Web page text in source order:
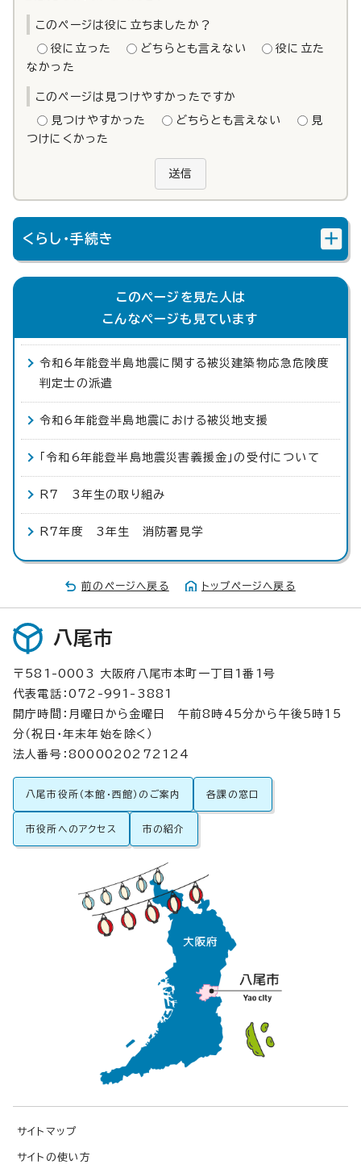
このページは役に立ちましたか？
役に立った どちらとも言えない
役に立た
なかった
このページは見つけやすかったですか
見つけやすかった どちらとも言えない
見
つけにくかった
送信
くらし・手続き
このページを見た人は
こんなページも見ています
令和6年能登半島地震に関する被災建築物応急危険度
判定士の派遣
令和6年能登半島地震における被災地支援
「令和6年能登半島地震災害義援金」の受付について
R7 3年生の取り組み
R7年度 3年生 消防署見学
前のページへ戻る トップページへ戻る
八尾市
〒581-0003 大阪府八尾市本町一丁目1番1号
代表電話：072-991-3881
開庁時間：月曜日から金曜日 午前8時45分から午後5時15
分（祝日・年末年始を除く）
法人番号：8000020272124
八尾市役所（本館・西館）のご案内 各課の窓口
市役所へのアクセス 市の紹介
サイトマップ
サイトの使い方